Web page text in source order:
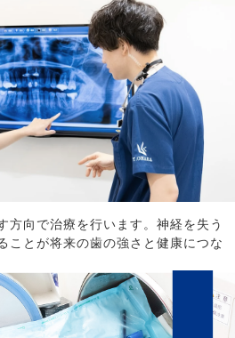
方向で治療を行います。神経を失う
ことが将来の歯の強さと健康につな